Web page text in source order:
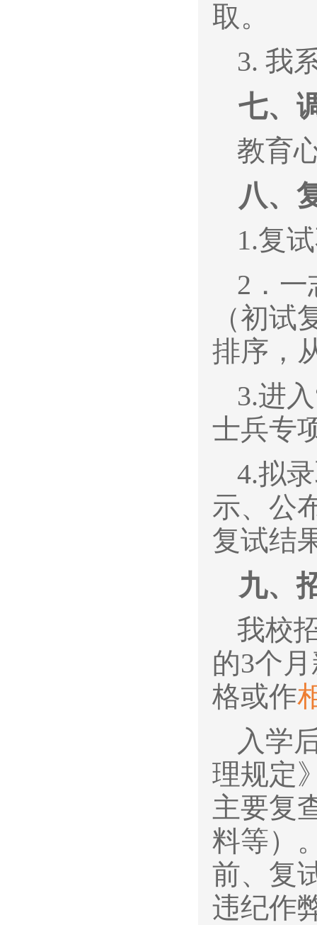
取。
3. 我
七、
教育
八、
1.复
2 ．
（初
排序，
3.进
士兵专
4.拟
示、公
复试结
九、
我校
的3个
格或作
入学
理规定
主要复
料等）
前、复
违纪作